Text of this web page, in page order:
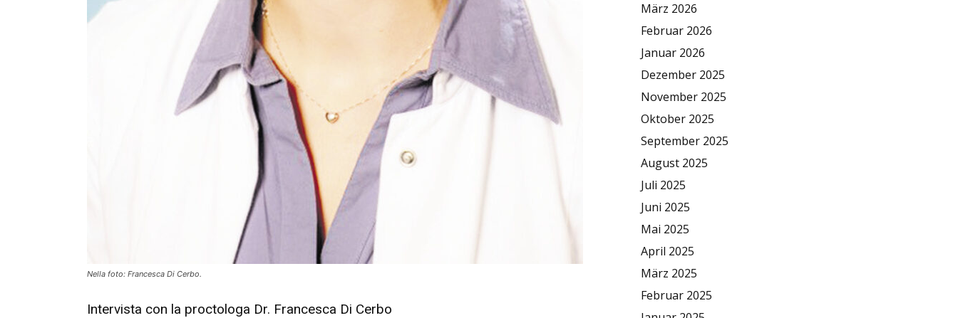
Nella foto: Francesca Di Cerbo.
Intervista con la proctologa Dr. Francesca Di Cerbo
März 2026
Februar 2026
Januar 2026
Dezember 2025
November 2025
Oktober 2025
September 2025
August 2025
Juli 2025
Juni 2025
Mai 2025
April 2025
März 2025
Februar 2025